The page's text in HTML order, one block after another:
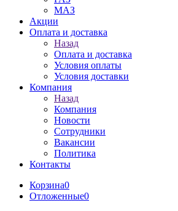
МАЗ
Акции
Оплата и доставка
Назад
Оплата и доставка
Условия оплаты
Условия доставки
Компания
Назад
Компания
Новости
Сотрудники
Вакансии
Политика
Контакты
Корзина0
Отложенные0